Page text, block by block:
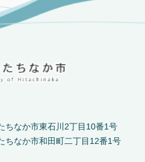
なか市東石川2丁目10番1号
なか市和田町二丁目12番1号